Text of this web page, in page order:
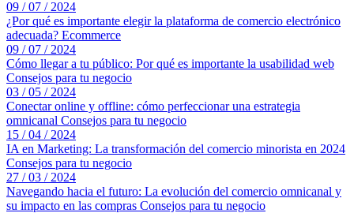
09 / 07 / 2024
¿Por qué es importante elegir la plataforma de comercio electrónico
adecuada? Ecommerce
09 / 07 / 2024
Cómo llegar a tu público: Por qué es importante la usabilidad web
Consejos para tu negocio
03 / 05 / 2024
Conectar online y offline: cómo perfeccionar una estrategia
omnicanal Consejos para tu negocio
15 / 04 / 2024
IA en Marketing: La transformación del comercio minorista en 2024
Consejos para tu negocio
27 / 03 / 2024
Navegando hacia el futuro: La evolución del comercio omnicanal y
su impacto en las compras Consejos para tu negocio